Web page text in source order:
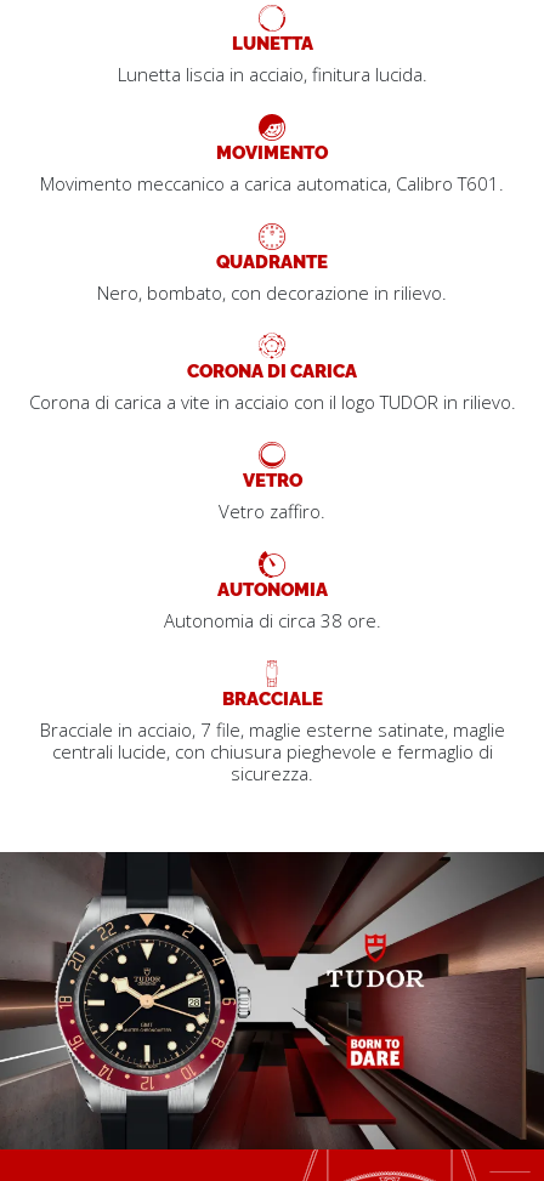
LUNETTA
Lunetta liscia in acciaio, finitura lucida.
MOVIMENTO
Movimento meccanico a carica automatica, Calibro T601.
QUADRANTE
Nero, bombato, con decorazione in rilievo.
CORONA DI CARICA
Corona di carica a vite in acciaio con il logo TUDOR in rilievo.
VETRO
Vetro zaffiro.
AUTONOMIA
Autonomia di circa 38 ore.
BRACCIALE
Bracciale in acciaio, 7 file, maglie esterne satinate, maglie
centrali lucide, con chiusura pieghevole e fermaglio di
sicurezza.